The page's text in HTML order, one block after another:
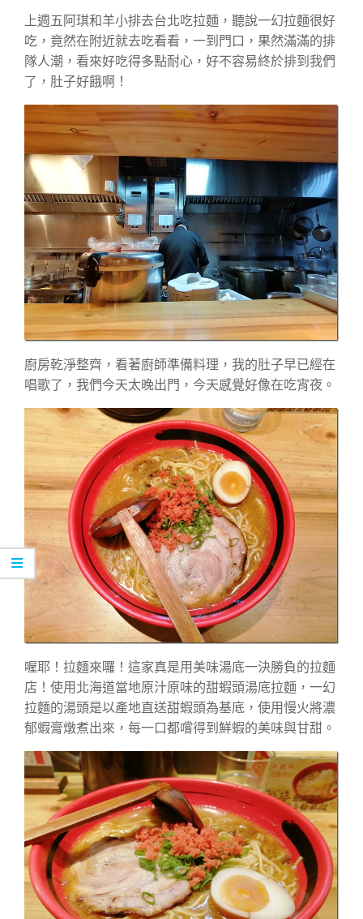
上週五阿琪和羊小排去台北吃拉麵，聽說一幻拉麵很好
吃，竟然在附近就去吃看看，一到門口，果然滿滿的排
隊人潮，看來好吃得多點耐心，好不容易終於排到我們
了，肚子好餓啊！
廚房乾淨整齊，看著廚師準備料理，我的肚子早已經在
唱歌了，我們今天太晚出門，今天感覺好像在吃宵夜。
喔耶！拉麵來囉！這家真是用美味湯底一決勝負的拉麵
店！使用北海道當地原汁原味的甜蝦頭湯底拉麵，一幻
拉麵的湯頭是以產地直送甜蝦頭為基底，使用慢火將濃
郁蝦膏燉煮出來，每一口都嚐得到鮮蝦的美味與甘甜。